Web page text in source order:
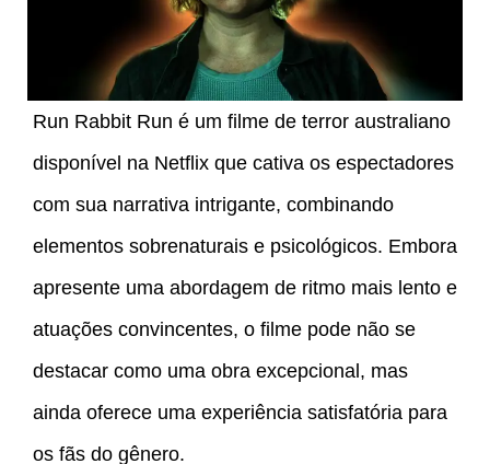
Run Rabbit Run é um filme de terror australiano
disponível na Netflix que cativa os espectadores
com sua narrativa intrigante, combinando
elementos sobrenaturais e psicológicos. Embora
apresente uma abordagem de ritmo mais lento e
atuações convincentes, o filme pode não se
destacar como uma obra excepcional, mas
ainda oferece uma experiência satisfatória para
os fãs do gênero.